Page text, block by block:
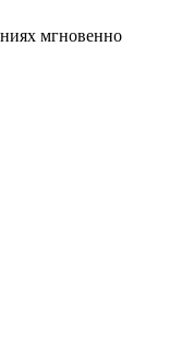
мгновенно